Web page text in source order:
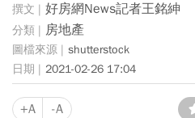
好房網News記者王銘紳
房地產
shutterstock
2021-02-26 17:04
+A -A